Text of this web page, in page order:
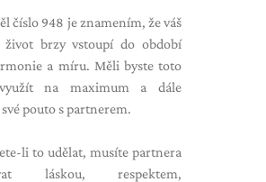
číslo 948 je znamením, že váš
život brzy vstoupí do období
a míru. Měli byste toto
na maximum a dále
pouto s partnerem.
li to udělat, musíte partnera
láskou, respektem,